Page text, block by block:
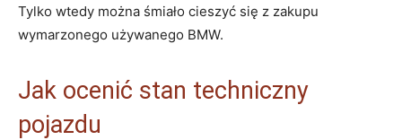
Tylko wtedy‌ można śmiało‌ cieszyć się ⁤z⁣ zakupu
wymarzonego używanego⁢ BMW.
Jak ocenić stan ​techniczny
pojazdu